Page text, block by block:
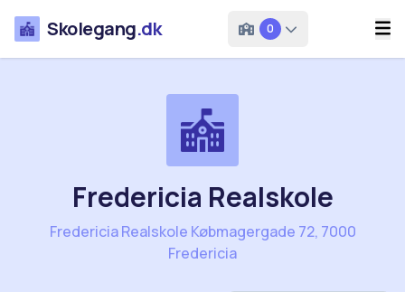
Skolegang.dk 0
Fredericia Realskole
Fredericia Realskole Købmagergade 72, 7000
Fredericia